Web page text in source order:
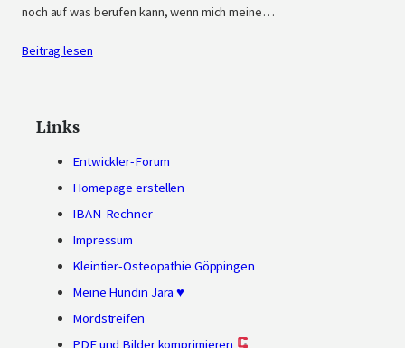
noch auf was berufen kann, wenn mich meine…
Beitrag lesen
Links
Entwickler-Forum
Homepage erstellen
IBAN-Rechner
Impressum
Kleintier-Osteopathie Göppingen
Meine Hündin Jara ♥
Mordstreifen
PDF und Bilder komprimieren